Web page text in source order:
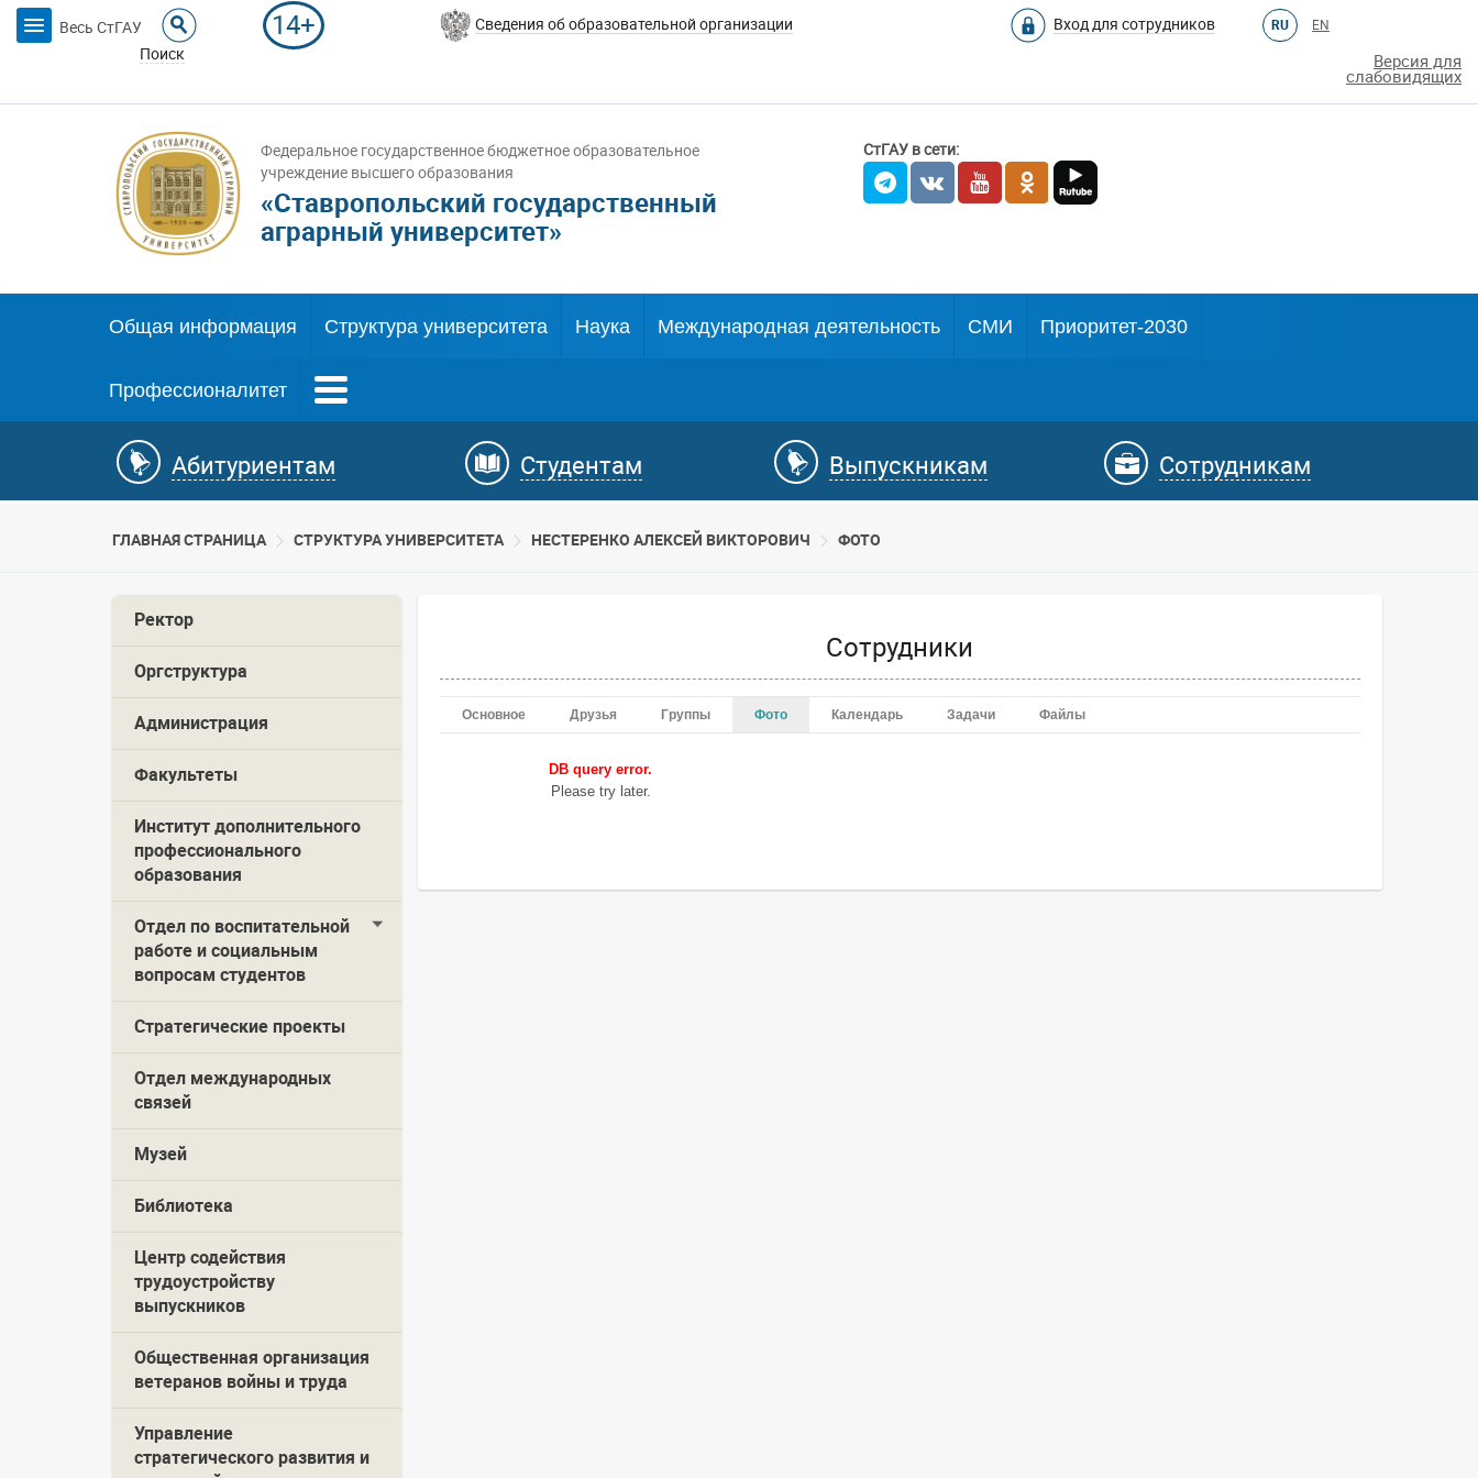
Весь СтГАУ
Поиск
14+ Сведения об образовательной организации Вход для сотрудников RU EN
Версия для
слабовидящих
Федеральное государственное бюджетное образовательное
учреждение высшего образования
«Ставропольский государственный
аграрный университет»
СтГАУ в сети:
Общая информация Структура университета Наука Международная деятельность СМИ Приоритет-2030
Профессионалитет
Абитуриентам Студентам Выпускникам Сотрудникам
ГЛАВНАЯ СТРАНИЦА CТРУКТУРА УНИВЕРСИТЕТА НЕСТЕРЕНКО АЛЕКСЕЙ ВИКТОРОВИЧ ФОТО
Ректор
Оргструктура
Администрация
Факультеты
Институт дополнительного
профессионального
образования
Отдел по воспитательной
работе и социальным
вопросам студентов
Стратегические проекты
Отдел международных
связей
Музей
Библиотека
Центр содействия
трудоустройству
выпускников
Общественная организация
ветеранов войны и труда
Управление
стратегического развития и
Сотрудники
Основное Друзья Группы Фото Календарь Задачи Файлы
DB query error.
Please try later.